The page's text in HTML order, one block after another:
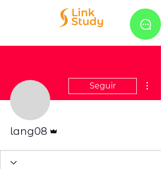
Seguir
lang08